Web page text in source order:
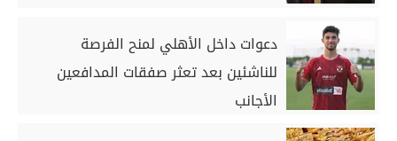
دعوات داخل الأهلي لمنح الفرصة
للناشئين بعد تعثر صفقات المدافعين
الأجانب